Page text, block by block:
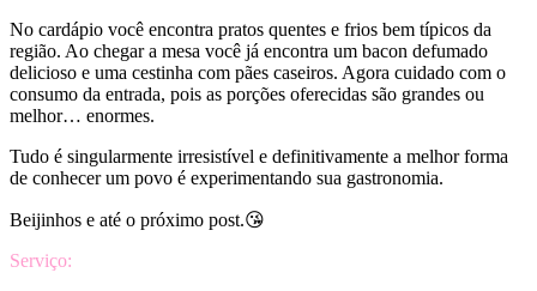
No cardápio você encontra pratos quentes e frios bem típicos da
região. Ao chegar a mesa você já encontra um bacon defumado
delicioso e uma cestinha com pães caseiros. Agora cuidado com o
consumo da entrada, pois as porções oferecidas são grandes ou
melhor… enormes.
Tudo é singularmente irresistível e definitivamente a melhor forma
de conhecer um povo é experimentando sua gastronomia.
Beijinhos e até o próximo post.😘
Serviço: